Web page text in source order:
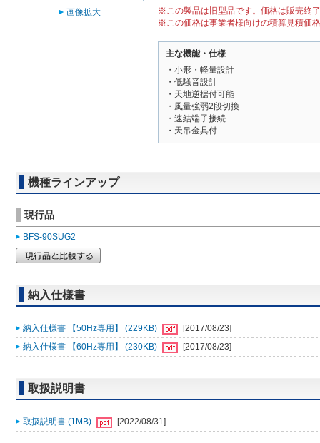
画像拡大
※この製品は旧型品です。価格は販売終
※この価格は事業者様向けの積算見積価
主な機能・仕様
・小形・軽量設計
・低騒音設計
・天地逆据付可能
・風量強弱2段切換
・速結端子接続
・天吊金具付
機種ラインアップ
現行品
BFS-90SUG2
納入仕様書
納入仕様書 【50Hz専用】 (229KB)
[2017/08/23]
納入仕様書 【60Hz専用】 (230KB)
[2017/08/23]
取扱説明書
取扱説明書 (1MB) [2022/08/31]